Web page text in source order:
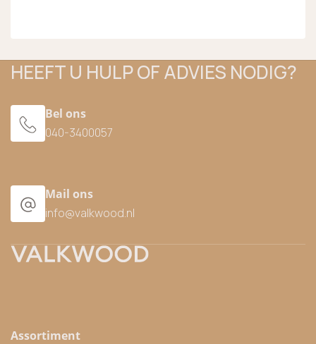
HEEFT U HULP OF ADVIES NODIG?
Bel ons
040-3400057
Mail ons
info@valkwood.nl
Assortiment